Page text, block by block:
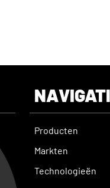
Producten
Markten
Technologieën